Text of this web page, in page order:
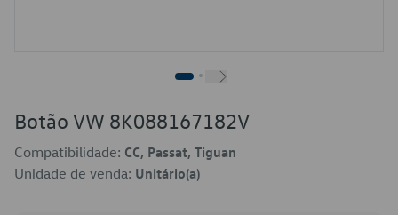
Botão VW 8K088167182V
Compatibilidade: CC, Passat, Tiguan
Unidade de venda: Unitário(a)